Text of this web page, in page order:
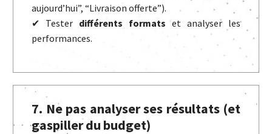
aujourd’hui”, “Livraison offerte”).
✔ Tester différents formats et analyser les
performances.
7. Ne pas analyser ses résultats (et
gaspiller du budget)